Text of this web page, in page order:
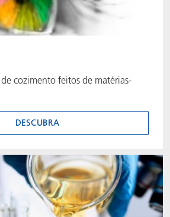
de cozimento feitos de matérias-
DESCUBRA